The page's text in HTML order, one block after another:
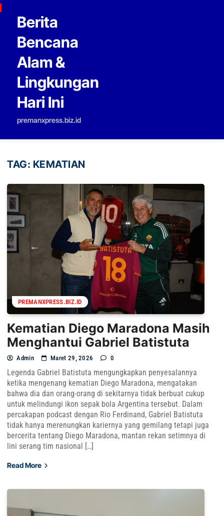
Skip to content
Berita
Bencana
Alam &
Lingkungan
Hari Ini
premanxpress.biz.id
TAG: KEMATIAN
PREMANXPRESS.BIZ.ID
Kematian Diego Maradona Masih
Menghantui Gabriel Batistuta
Admin Maret 29, 2026 0
Legenda Gabriel Batistuta mengungkapkan penyesalannya
ketika mengenang kematian Diego Maradona, mengatakan
bahwa dia dan orang-orang di sekitarnya tidak berbuat cukup
untuk melindungi ikon sepak bola Argentina tersebut. Dalam
percakapan podcast dengan Rio Ferdinand, Gabriel Batistuta
tidak hanya merenungkan kariernya yang gemilang tetapi juga
bercerita tentang Diego Maradona, mantan rekan setimnya di
lini serang tim nasional […]
Read More